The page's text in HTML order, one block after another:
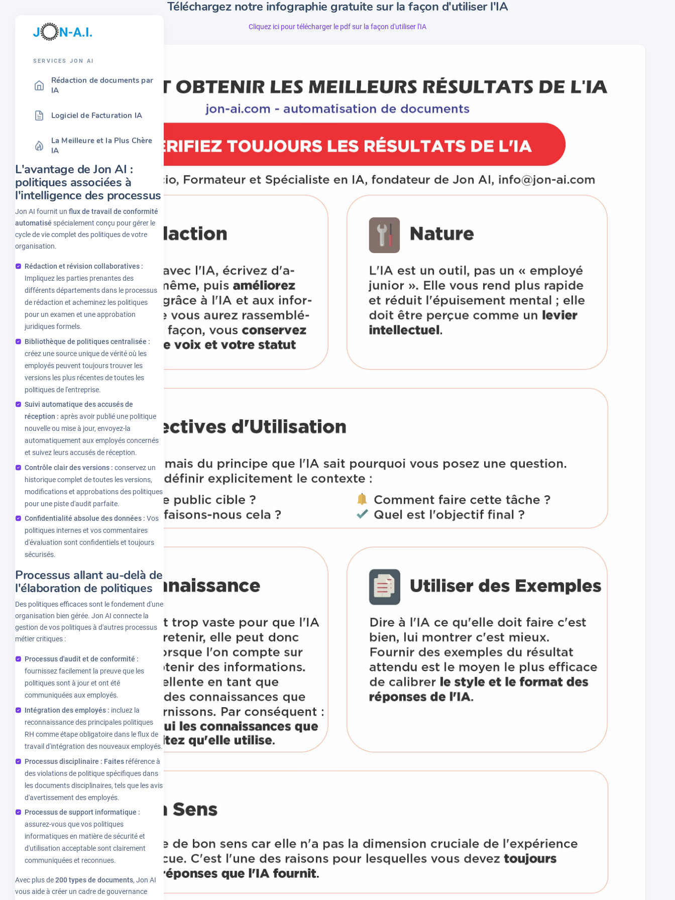
SERVICES JON AI
Rédaction de documents par
IA
Logiciel de Facturation IA
La Meilleure et la Plus Chère
IA
L'avantage de Jon AI :
politiques associées à
l'intelligence des processus
Jon AI fournit un flux de travail de conformité
automatisé spécialement conçu pour gérer le
cycle de vie complet des politiques de votre
organisation.
Rédaction et révision collaboratives :
Impliquez les parties prenantes des
différents départements dans le processus
de rédaction et acheminez les politiques
pour un examen et une approbation
juridiques formels.
Bibliothèque de politiques centralisée :
créez une source unique de vérité où les
employés peuvent toujours trouver les
versions les plus récentes de toutes les
politiques de l'entreprise.
Suivi automatique des accusés de
réception : après avoir publié une politique
nouvelle ou mise à jour, envoyez-la
automatiquement aux employés concernés
et suivez leurs accusés de réception.
Contrôle clair des versions : conservez un
historique complet de toutes les versions,
modifications et approbations des politiques
pour une piste d'audit parfaite.
Confidentialité absolue des données : Vos
politiques internes et vos commentaires
d'évaluation sont confidentiels et toujours
sécurisés.
Processus allant au-delà de
l'élaboration de politiques
Des politiques efficaces sont le fondement d'une
organisation bien gérée. Jon AI connecte la
gestion de vos politiques à d'autres processus
métier critiques :
Processus d'audit et de conformité :
fournissez facilement la preuve que les
politiques sont à jour et ont été
communiquées aux employés.
Intégration des employés : incluez la
reconnaissance des principales politiques
RH comme étape obligatoire dans le flux de
travail d'intégration des nouveaux employés.
Processus disciplinaire : Faites référence à
des violations de politique spécifiques dans
les documents disciplinaires, tels que les avis
d'avertissement des employés.
Processus de support informatique :
assurez-vous que vos politiques
informatiques en matière de sécurité et
d'utilisation acceptable sont clairement
communiquées et reconnues.
Avec plus de200 types de documents, Jon AI
vous aide à créer un cadre de gouvernance
Téléchargez notre infographie gratuite sur la façon d'utiliser l'IA
Cliquez ici pour télécharger le pdf sur la façon d'utiliser l'IA